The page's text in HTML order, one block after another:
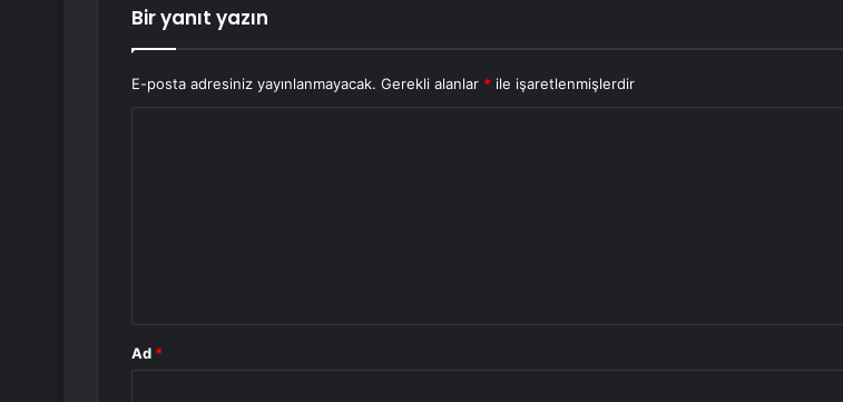
Bir yanıt yazın
E-posta adresiniz yayınlanmayacak. Gerekli alanlar * ile işaretlenmişlerdir
Ad *